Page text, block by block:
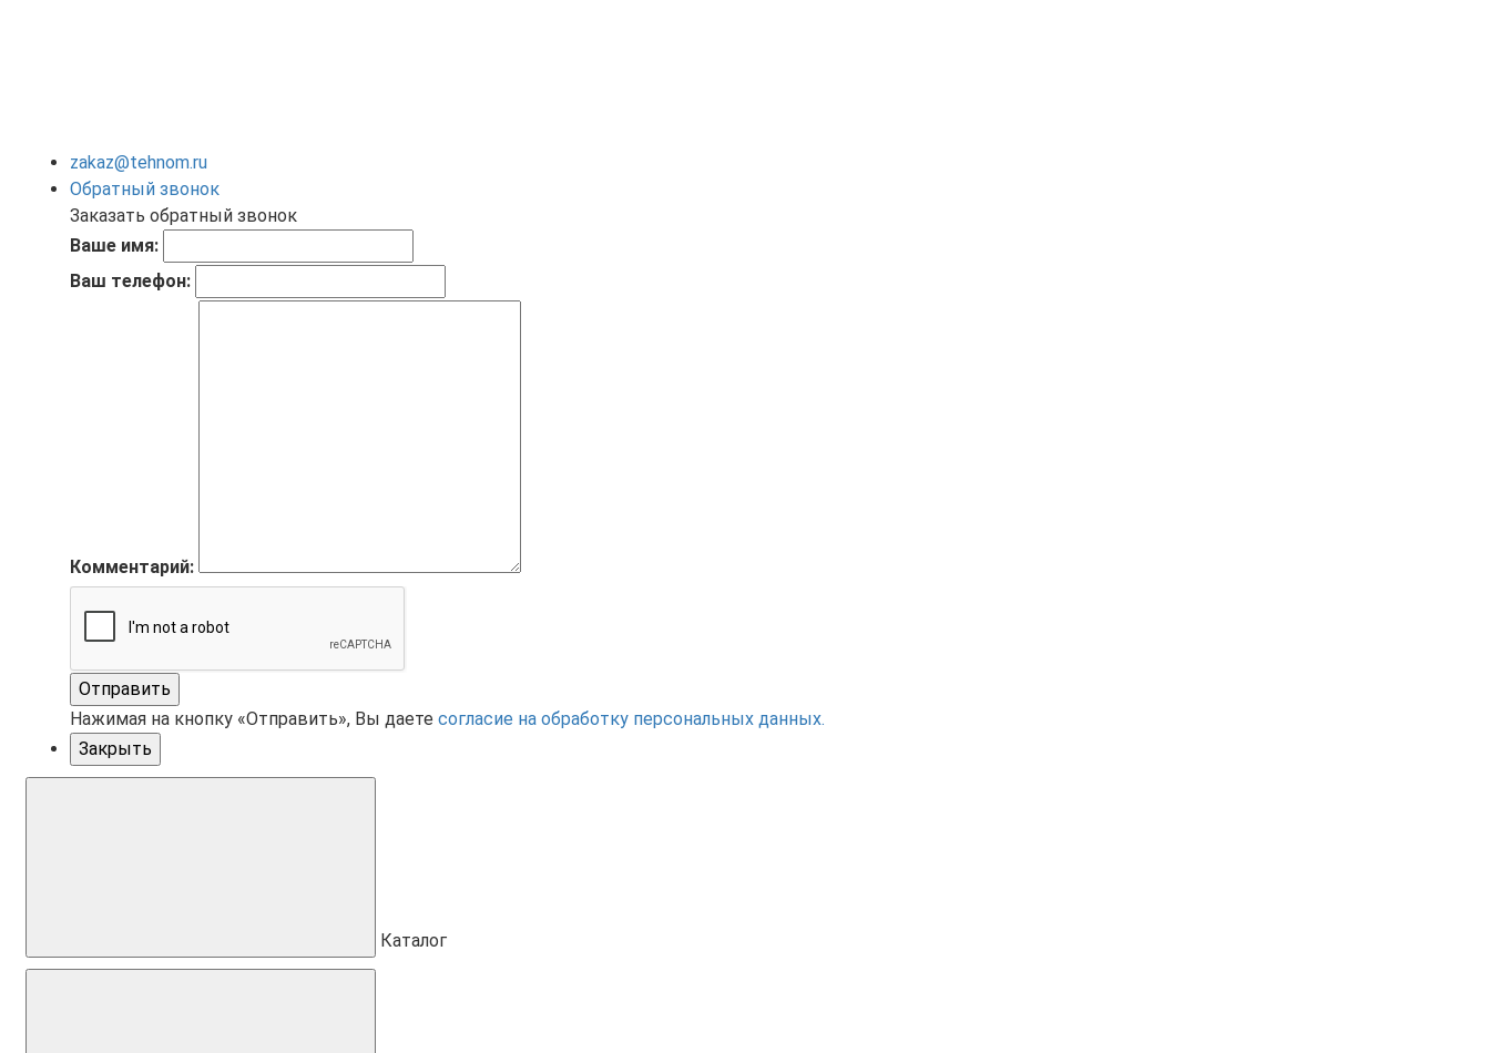
zakaz@tehnom.ru
Обратный звонок
Заказать обратный звонок
Ваше имя:
Ваш телефон:
Комментарий:
Отправить
Нажимая на кнопку «Отправить», Вы даете согласие на обработку персональных данных.
Закрыть
Каталог